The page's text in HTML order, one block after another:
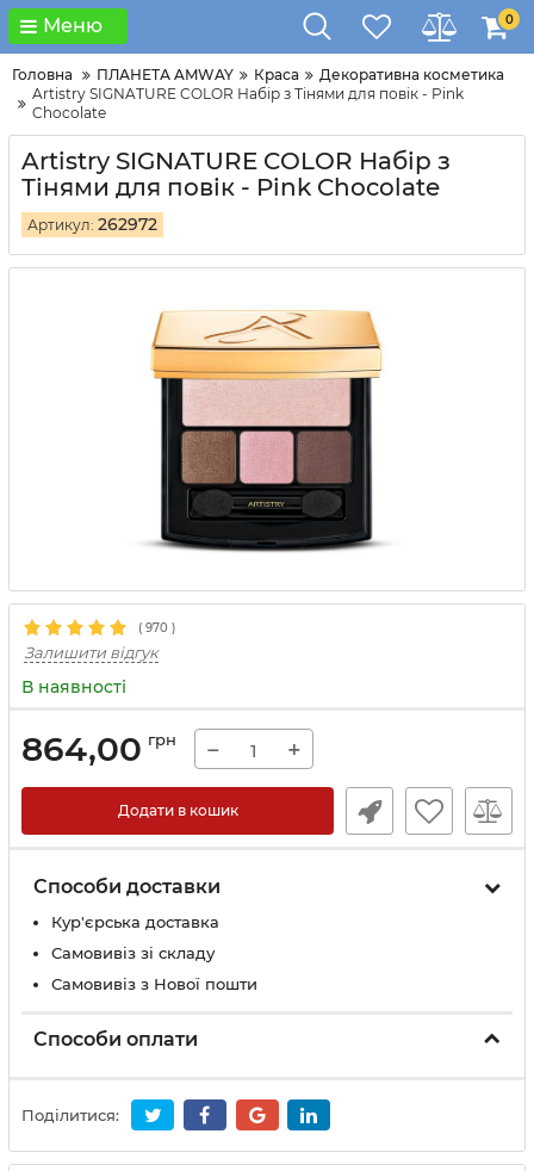
Меню 0
Головна ПЛАНЕТА AMWAY Краса
Декоративна косметика
Artistry SIGNATURE COLOR Набір з Тінями для повік - Pink
Chocolate
Artistry SIGNATURE COLOR Набір з
Тінями для повік - Pink Chocolate
Артикул: 262972
( 970 )
Залишити відгук
В наявності
864,00 грн − +
Додати в кошик
Способи доставки
Кур'єрська доставка
Самовивіз зі складу
Самовивіз з Нової пошти
Способи оплати
Поділитися: